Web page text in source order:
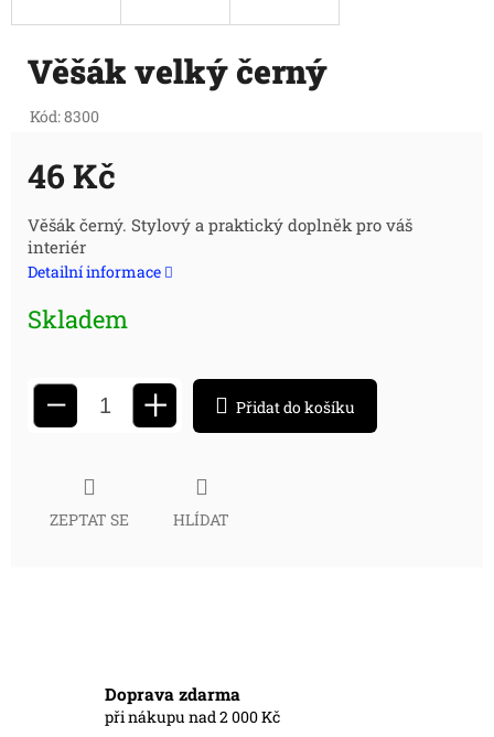
Věšák velký černý
Kód:8300
46 Kč
Měrná
cena:
Věšák černý. Stylový a praktický doplněk pro váš
interiér
Detailní informace
Skladem
− + Přidat do košíku
ZEPTAT SE HLÍDAT
Doprava zdarma
při nákupu nad 2 000 Kč